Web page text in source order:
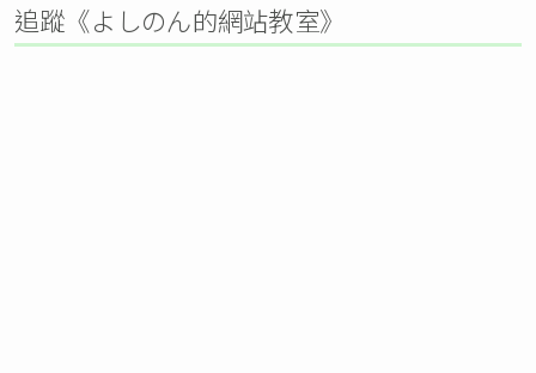
追蹤《よしのん的網站教室》